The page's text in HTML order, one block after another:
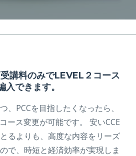
講料のみでLEVEL２コース
入できます。
、PCCを目指したくなったら、
ース変更が可能です。 安いCCE
るよりも、高度な内容をリーズ
で、時短と経済効率が実現しま